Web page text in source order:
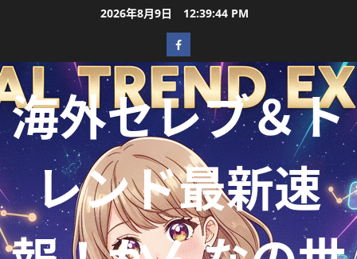
2026年8月9日 12:39:45 PM
海外セレブ＆ト
レンド最新速